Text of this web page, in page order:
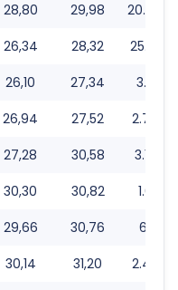
28,80 29,98
26,34 28,32
26,10 27,34
26,94 27,52
27,28 30,58
30,30 30,82
29,66 30,76
30,14 31,20